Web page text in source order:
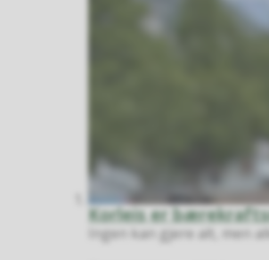
Korleis er
Ingen kan gjere alt, men